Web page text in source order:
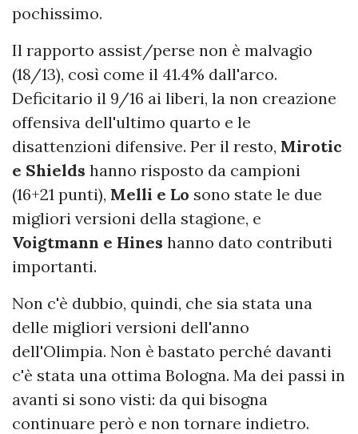
pochissimo.
Il rapporto assist/perse non è malvagio
(18/13), così come il 41.4% dall'arco.
Deficitario il 9/16 ai liberi, la non creazione
offensiva dell'ultimo quarto e le
disattenzioni difensive. Per il resto, Mirotic
e Shields hanno risposto da campioni
(16+21 punti), Melli e Lo sono state le due
migliori versioni della stagione, e
Voigtmann e Hines hanno dato contributi
importanti.
Non c'è dubbio, quindi, che sia stata una
delle migliori versioni dell'anno
dell'Olimpia. Non è bastato perché davanti
c'è stata una ottima Bologna. Ma dei passi in
avanti si sono visti: da qui bisogna
continuare però e non tornare indietro.